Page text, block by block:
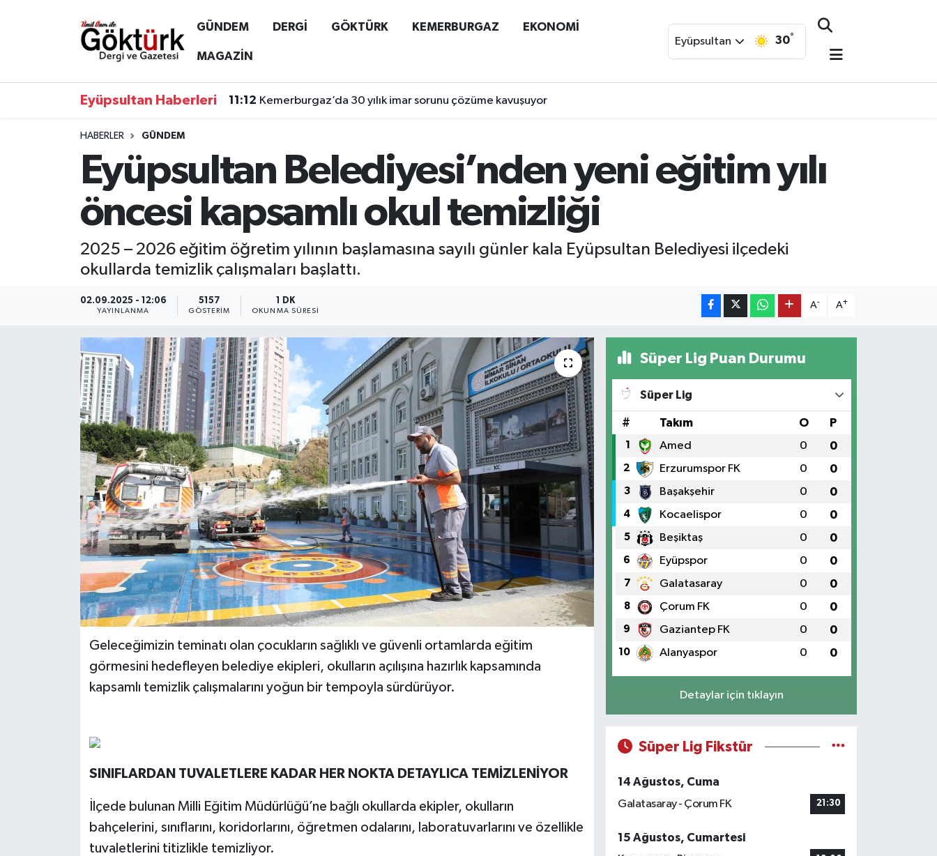
GÜNDEM DERGİ GÖKTÜRK KEMERBURGAZ EKONOMİ
MAGAZİN
Eyüpsultan 30°
Eyüpsultan Haberleri 11:12 Kemerburgaz’da 30 yılık imar sorunu çözüme kavuşuyor
HABERLER GÜNDEM
Eyüpsultan Belediyesi’nden yeni eğitim yılı
öncesi kapsamlı okul temizliği
2025 – 2026 eğitim öğretim yılının başlamasına sayılı günler kala Eyüpsultan Belediyesi ilçedeki
okullarda temizlik çalışmaları başlattı.
02.09.2025 - 12:06
YAYINLANMA
5157
GÖSTERIM
1 DK
OKUNMA SÜRESI
A- A+
Geleceğimizin teminatı olan çocukların sağlıklı ve güvenli ortamlarda eğitim
görmesini hedefleyen belediye ekipleri, okulların açılışına hazırlık kapsamında
kapsamlı temizlik çalışmalarını yoğun bir tempoyla sürdürüyor.
SINIFLARDAN TUVALETLERE KADAR HER NOKTA DETAYLICA TEMİZLENİYOR
İlçede bulunan Milli Eğitim Müdürlüğü’ne bağlı okullarda ekipler, okulların
bahçelerini, sınıflarını, koridorlarını, öğretmen odalarını, laboratuvarlarını ve özellikle
tuvaletlerini titizlikle temizliyor.
Süper Lig Puan Durumu
Süper Lig
# Takım O P
1 Amed 0 0
2 Erzurumspor FK 0 0
3 Başakşehir 0 0
4 Kocaelispor 0 0
5 Beşiktaş 0 0
6 Eyüpspor 0 0
7 Galatasaray 0 0
8 Çorum FK 0 0
9 Gaziantep FK 0 0
10 Alanyaspor 0 0
Detaylar için tıklayın
Süper Lig Fikstür
14 Ağustos, Cuma
Galatasaray - Çorum FK
21:30
15 Ağustos, Cumartesi
Anne Çocuk
GÖKTÜRK
GÜNDEM
KEMERBURGAZ
KÜLTÜR - SANAT
MAGAZİN
ÖZEL HABER
SAĞLIK
TEKNOLOJİ
TİCARET
Eyüpsultan Hava Durumu
Tüm Manşetler
Son Dakika Haberleri